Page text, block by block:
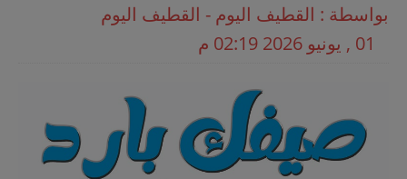
بواسطة : القطيف اليوم - القطيف اليوم
01 , يونيو 2026 02:19 م